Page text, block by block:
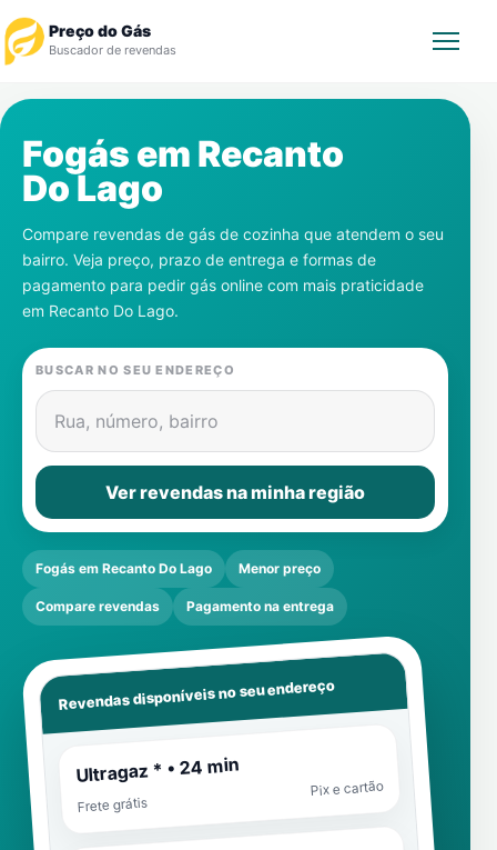
Preço do Gás
Buscador de revendas
Revendedor
Notícias
Cadastre-se
Gás
Contatos
Fogás em Recanto
Do Lago
Compare revendas de gás de cozinha que atendem o seu
bairro. Veja preço, prazo de entrega e formas de
pagamento para pedir gás online com mais praticidade
em Recanto Do Lago.
BUSCAR NO SEU ENDEREÇO
Rua, número, bairro
Ver revendas na minha região
Fogás em Recanto Do Lago Menor preço
Compare revendas Pagamento na entrega
Revendas disponíveis no seu endereço
Ultragaz * • 24 min
Frete grátis
Pix e cartão